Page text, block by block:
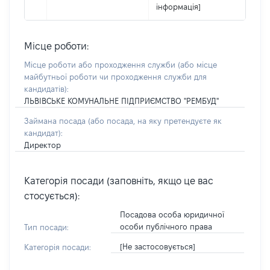
інформація]
Місце роботи:
Місце роботи або проходження служби (або місце
майбутньої роботи чи проходження служби для
кандидатів):
ЛЬВІВСЬКЕ КОМУНАЛЬНЕ ПІДПРИЄМСТВО "РЕМБУД"
Займана посада (або посада, на яку претендуєте як
кандидат):
Директор
Категорія посади (заповніть, якщо це вас
стосується):
Тип посади:
Посадова особа юридичної
особи публічного права
Категорія посади: [Не застосовується]